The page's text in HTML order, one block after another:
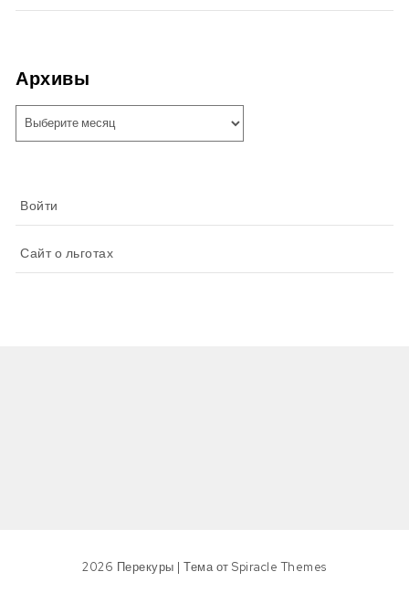
Архивы
Войти
Сайт о льготах
2026 Перекуры | Тема отSpiracle Themes